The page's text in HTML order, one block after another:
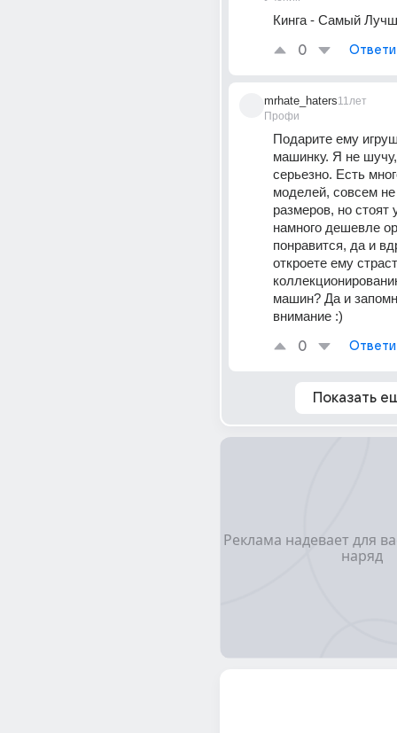
Кинга - Самый
0
mrhate_haters
Профи
11лет
Подарите ему
машинку. Я не
серьезно. Есть
моделей, совсем
размеров, но стоят
намного дешевле
понравится, да и
откроете ему
машин? Да и
внимание :)
0
Показать